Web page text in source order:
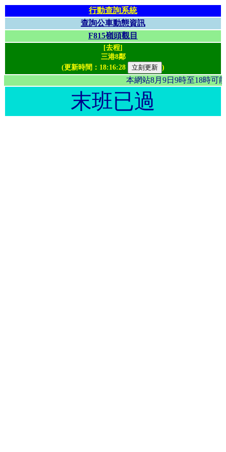
行動查詢系統
查詢公車動態資訊
F815嶺頭觀目
[去程]
三港8鄰
(更新時間： 18:16:28 )
本網站8月9日9時至18
末班已過